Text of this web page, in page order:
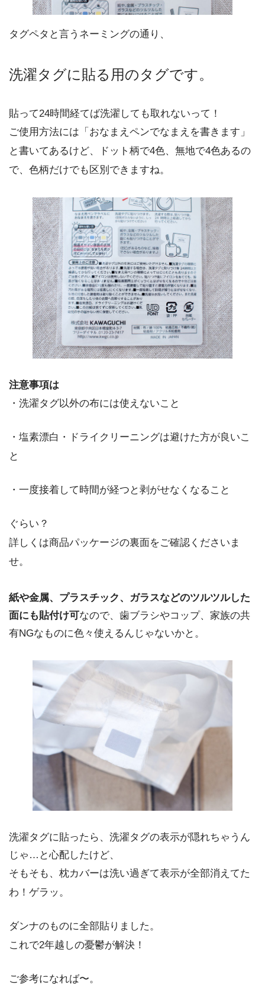
タグペタと言うネーミングの通り、
洗濯タグに貼る用のタグです。
貼って24時間経てば洗濯しても取れないって！
ご使用方法には「おなまえペンでなまえを書きます」
と書いてあるけど、ドット柄で4色、無地で4色あるの
で、色柄だけでも区別できますね。
注意事項は
・洗濯タグ以外の布には使えないこと
・塩素漂白・ドライクリーニングは避けた方が良いこ
と
・一度接着して時間が経つと剥がせなくなること
ぐらい？
詳しくは商品パッケージの裏面をご確認くださいま
せ。
紙や金属、プラスチック、ガラスなどのツルツルした
面にも貼付け可なので、歯ブラシやコップ、家族の共
有NGなものに色々使えるんじゃないかと。
洗濯タグに貼ったら、洗濯タグの表示が隠れちゃうん
じゃ…と心配したけど、
そもそも、枕カバーは洗い過ぎて表示が全部消えてた
わ！ゲラッ。
ダンナのものに全部貼りました。
これで2年越しの憂鬱が解決！
ご参考になれば〜。